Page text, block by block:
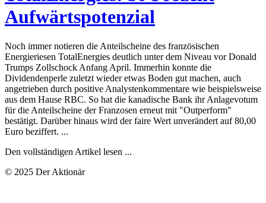
Aufwärtspotenzial
Noch immer notieren die Anteilscheine des französischen
Energieriesen TotalEnergies deutlich unter dem Niveau vor Donald
Trumps Zollschock Anfang April. Immerhin konnte die
Dividendenperle zuletzt wieder etwas Boden gut machen, auch
angetrieben durch positive Analystenkommentare wie beispielsweise
aus dem Hause RBC. So hat die kanadische Bank ihr Anlagevotum
für die Anteilscheine der Franzosen erneut mit "Outperform"
bestätigt. Darüber hinaus wird der faire Wert unverändert auf 80,00
Euro beziffert. ...
Den vollständigen Artikel lesen ...
© 2025 Der Aktionär